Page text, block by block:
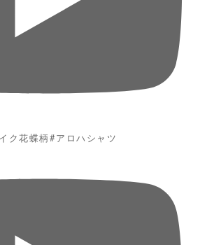
ク花蝶柄#アロハシャツ